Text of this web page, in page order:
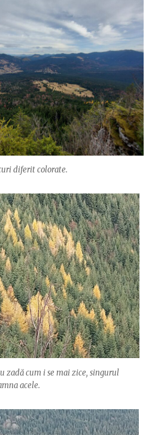
diferit colorate.
zadă cum i se mai zice, singurul
acele.